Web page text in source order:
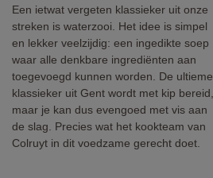
Een ietwat vergeten klassieker uit onze
streken is waterzooi. Het idee is simpel
en lekker veelzijdig: een ingedikte soep
waar alle denkbare ingrediënten aan
toegevoegd kunnen worden. De ultieme
klassieker uit Gent wordt met kip bereid,
maar je kan dus evengoed met vis aan
de slag. Precies wat het kookteam van
Colruyt in dit voedzame gerecht doet.